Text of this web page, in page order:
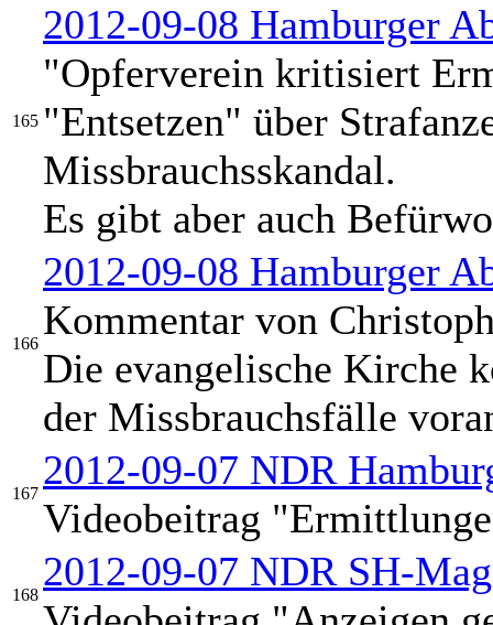
165
2012-09-08 Hamburger
"Opferverein kritisiert
"Entsetzen" über
Missbrauchsskandal.
Es gibt aber auch
166
2012-09-08 Hamburger
Kommentar von
Die evangelische Kirche
der Missbrauchsfälle
167
2012-09-07 NDR
Videobeitrag
168
2012-09-07 NDR SH-